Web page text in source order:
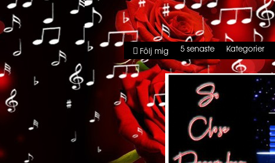
Följ mig 5 senaste Kategorier